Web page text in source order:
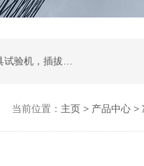
当前位置： 主页> 产品中心>